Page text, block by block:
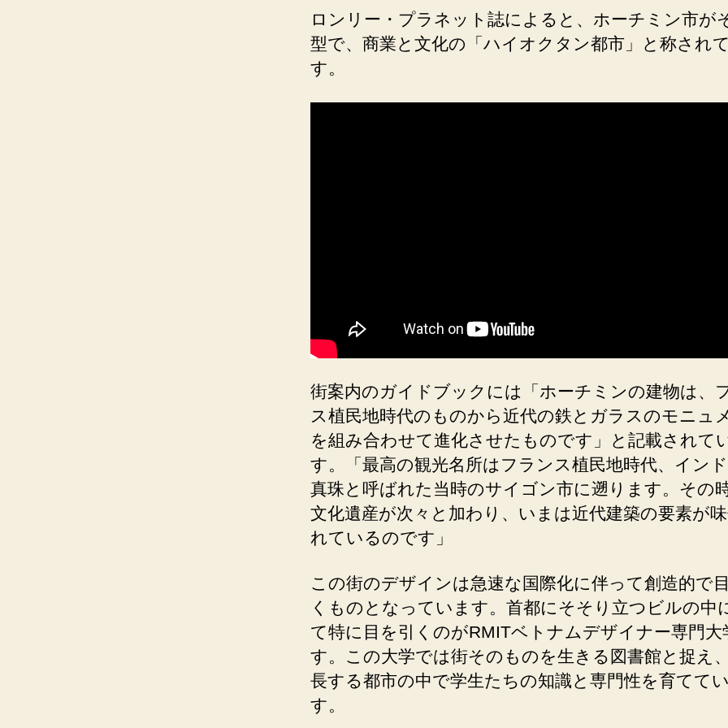
ロンリー・プラネット誌によると、ホーチミン市が
型で、商業と文化の「ハイオクタン都市」と称され
す。
街案内のガイドブックには「ホーチミンの建物は、
ス植民地時代のものから近代の鉄とガラスのモニュ
を組み合わせて進化させたものです」と記載されて
す。「最高の観光名所はフランス植民地時代、イン
真珠と呼ばれた当時のサイゴン市に遡ります。その
文化遺産が次々と加わり、いまは近代建築の要素が
れているのです」
この街のデザインは急速な国際化に伴って創造的で目
くものとなっています。首都にそそり立つビルの中
て特に目を引くのがRMITベトナムデザイナー専門大
す。この大学では街そのものを生きる図書館と捉え
長する都市の中で学生たちの知識と専門性を育てて
す。